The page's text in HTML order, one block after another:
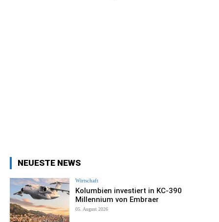
NEUESTE NEWS
Wirtschaft
Kolumbien investiert in KC-390
Millennium von Embraer
05. August 2026